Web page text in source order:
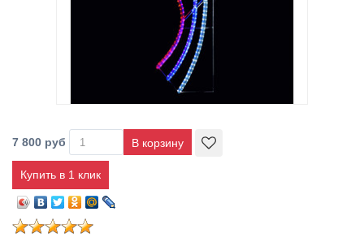
7 800 руб
Купить в 1 клик